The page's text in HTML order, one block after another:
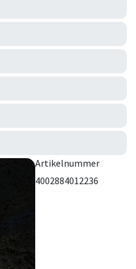
Artikelnummer
4002884012236